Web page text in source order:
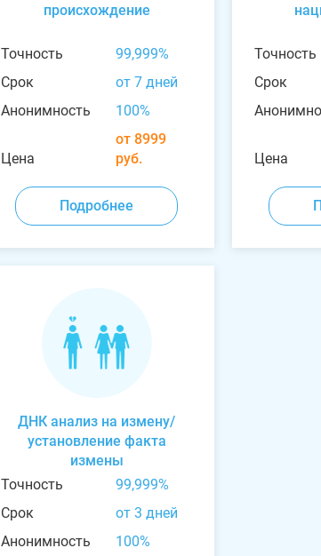
происхождение
Точность
99,999%
Срок
от 7 дней
Анонимность
100%
Цена
от 8999
руб.
Подробнее
Точность
Срок
Цена
ДНК анализ на измену/
установление факта
измены
Точность
99,999%
Срок
от 3 дней
Анонимность
100%